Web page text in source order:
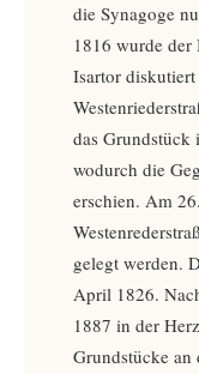
die Synagoge
1816 wurde der
Isartor diskutiert
das Grundstück
wodurch die
erschien. Am
gelegt werden.
April 1826.
1887 in der
Grundstücke an